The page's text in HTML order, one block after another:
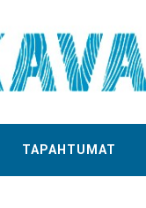
TAPAHTUMAT